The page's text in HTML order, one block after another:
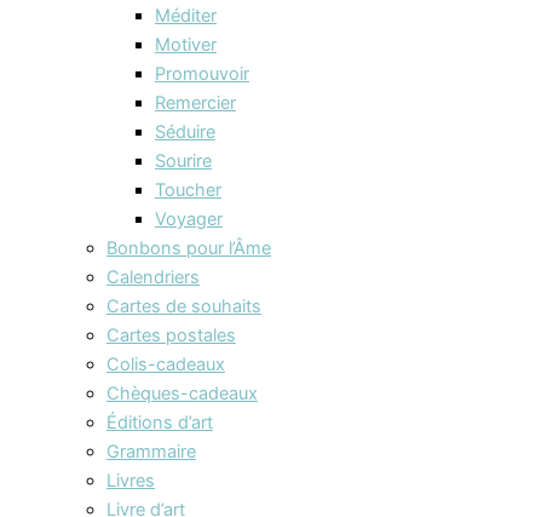
Méditer
Motiver
Promouvoir
Remercier
Séduire
Sourire
Toucher
Voyager
Bonbons pour l’Âme
Calendriers
Cartes de souhaits
Cartes postales
Colis-cadeaux
Chèques-cadeaux
Éditions d’art
Grammaire
Livres
Livre d’art